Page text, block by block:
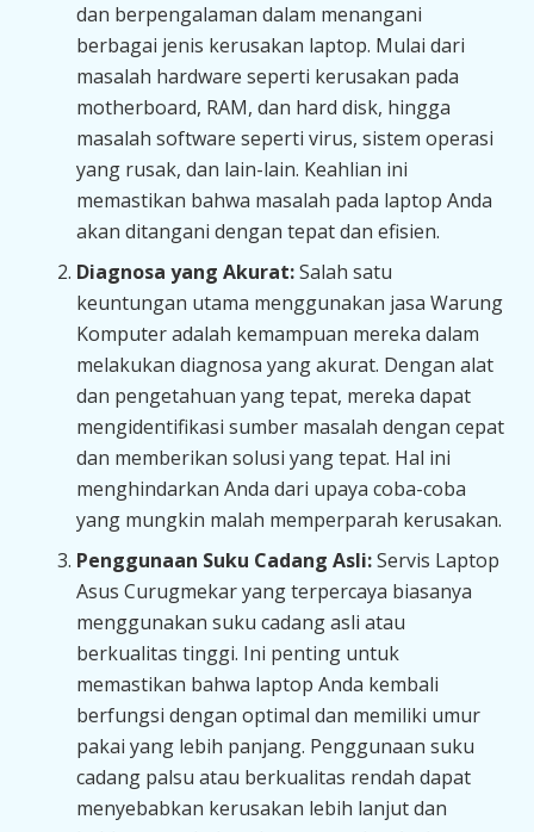
dan berpengalaman dalam menangani
berbagai jenis kerusakan laptop. Mulai dari
masalah hardware seperti kerusakan pada
motherboard, RAM, dan hard disk, hingga
masalah software seperti virus, sistem operasi
yang rusak, dan lain-lain. Keahlian ini
memastikan bahwa masalah pada laptop Anda
akan ditangani dengan tepat dan efisien.
Diagnosa yang Akurat:Salah satu
keuntungan utama menggunakan jasa Warung
Komputer adalah kemampuan mereka dalam
melakukan diagnosa yang akurat. Dengan alat
dan pengetahuan yang tepat, mereka dapat
mengidentifikasi sumber masalah dengan cepat
dan memberikan solusi yang tepat. Hal ini
menghindarkan Anda dari upaya coba-coba
yang mungkin malah memperparah kerusakan.
Penggunaan Suku Cadang Asli:Servis Laptop
Asus Curugmekar yang terpercaya biasanya
menggunakan suku cadang asli atau
berkualitas tinggi. Ini penting untuk
memastikan bahwa laptop Anda kembali
berfungsi dengan optimal dan memiliki umur
pakai yang lebih panjang. Penggunaan suku
cadang palsu atau berkualitas rendah dapat
menyebabkan kerusakan lebih lanjut dan